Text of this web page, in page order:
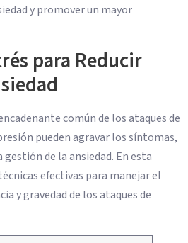
y promover un mayor
para Reducir
común de los ataques de
pueden agravar los síntomas,
de la ansiedad. En esta
efectivas para manejar el
y gravedad de los ataques de